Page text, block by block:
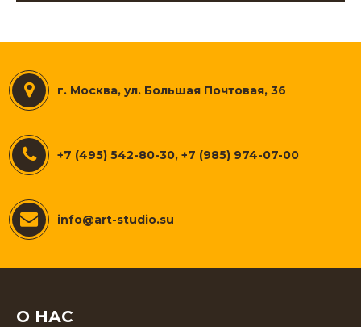
г. Москва, ул. Большая Почтовая, 36
+7 (495) 542-80-30, +7 (985) 974-07-00
info@art-studio.su
О НАС